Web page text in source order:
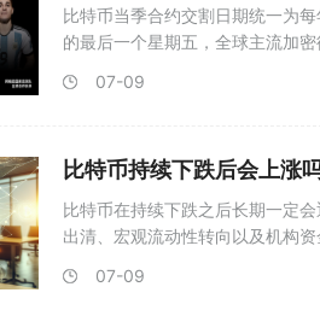
比特币当季合约交割日期统一为
的最后一个星期五，全球主流加
07-09
比特币持续下跌后会上涨
比特币在持续下跌之后长期一定
出清、宏观流动性转向以及机构
07-09